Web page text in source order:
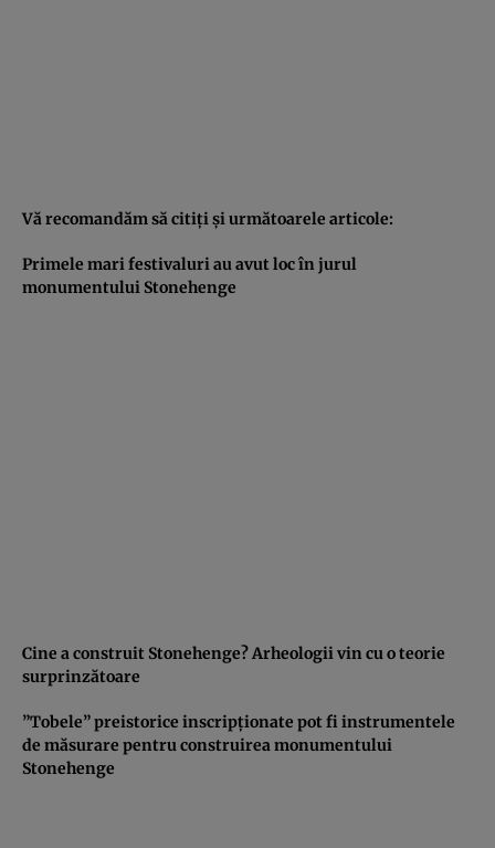
Vă recomandăm să citiţi şi următoarele articole:
Primele mari festivaluri au avut loc în jurul
monumentului Stonehenge
Cine a construit Stonehenge? Arheologii vin cu o teorie
surprinzătoare
”Tobele” preistorice inscripţionate pot fi instrumentele
de măsurare pentru construirea monumentului
Stonehenge